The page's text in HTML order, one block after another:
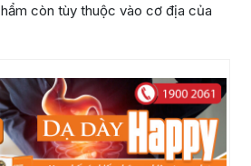
còn tùy thuộc vào cơ địa của